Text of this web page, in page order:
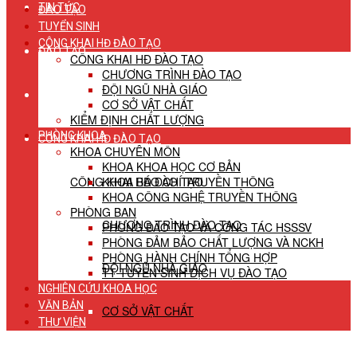
TIN TỨC
ĐÀO TẠO
TUYỂN SINH
CÔNG KHAI HĐ ĐÀO TẠO
CÔNG KHAI HĐ ĐÀO TẠO
CHƯƠNG TRÌNH ĐÀO TẠO
ĐỘI NGŨ NHÀ GIÁO
CƠ SỞ VẬT CHẤT
ĐÀO TẠO
TUYỂN SINH
CÔNG KHAI HĐ ĐÀO TẠO
CÔNG KHAI HĐ ĐÀO TẠO
CHƯƠNG TRÌNH ĐÀO TẠO
ĐỘI NGŨ NHÀ GIÁO
CƠ SỞ VẬT CHẤT
KIỂM ĐỊNH CHẤT LƯỢNG
PHÒNG KHOA
KHOA CHUYÊN MÔN
KHOA KHOA HỌC CƠ BẢN
KHOA BÁO CHÍ TRUYỀN THÔNG
KHOA CÔNG NGHỆ TRUYỀN THÔNG
PHÒNG BAN
PHÒNG ĐÀO TẠO VÀ CÔNG TÁC HSSSV
PHÒNG ĐẢM BẢO CHẤT LƯỢNG VÀ NCKH
PHÒNG HÀNH CHÍNH TỔNG HỢP
TT TUYỂN SINH DỊCH VỤ ĐÀO TẠO
NGHIÊN CỨU KHOA HỌC
VĂN BẢN
THƯ VIỆN